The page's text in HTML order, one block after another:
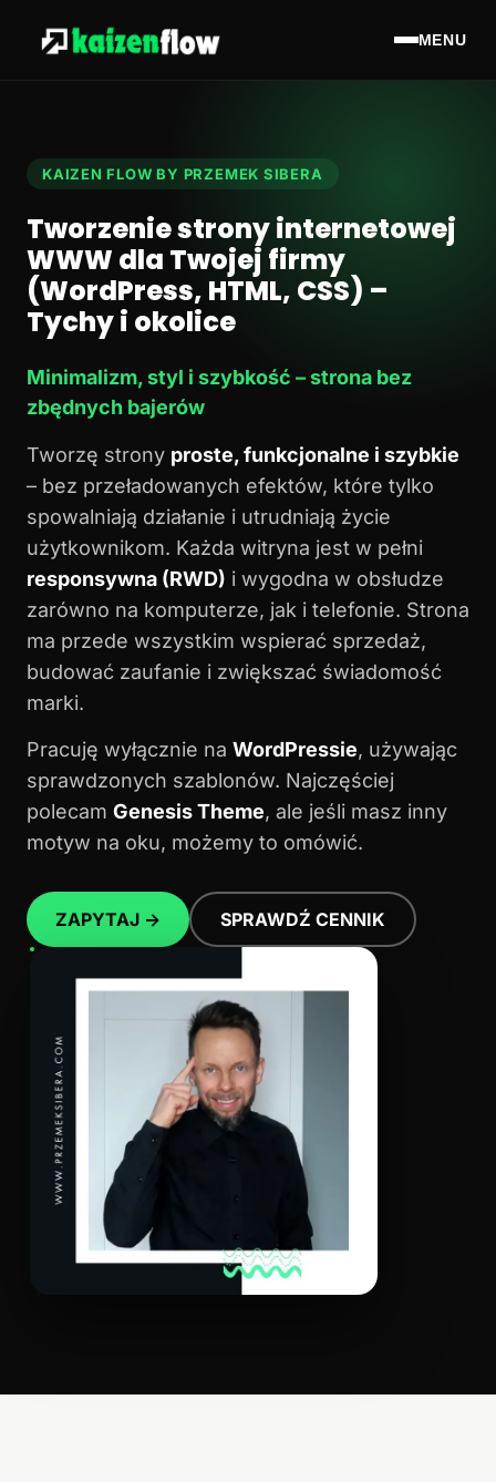
MENU
KAIZEN FLOW BY PRZEMEK SIBERA
Tworzenie strony internetowej
WWW dla Twojej firmy
(WordPress, HTML, CSS) –
Tychy i okolice
Minimalizm, styl i szybkość – strona bez
zbędnych bajerów
Tworzę strony proste, funkcjonalne i szybkie
– bez przeładowanych efektów, które tylko
spowalniają działanie i utrudniają życie
użytkownikom. Każda witryna jest w pełni
responsywna (RWD) i wygodna w obsłudze
zarówno na komputerze, jak i telefonie. Strona
ma przede wszystkim wspierać sprzedaż,
budować zaufanie i zwiększać świadomość
marki.
Pracuję wyłącznie na WordPressie, używając
sprawdzonych szablonów. Najczęściej
polecam Genesis Theme, ale jeśli masz inny
motyw na oku, możemy to omówić.
ZAPYTAJ → SPRAWDŹ CENNIK